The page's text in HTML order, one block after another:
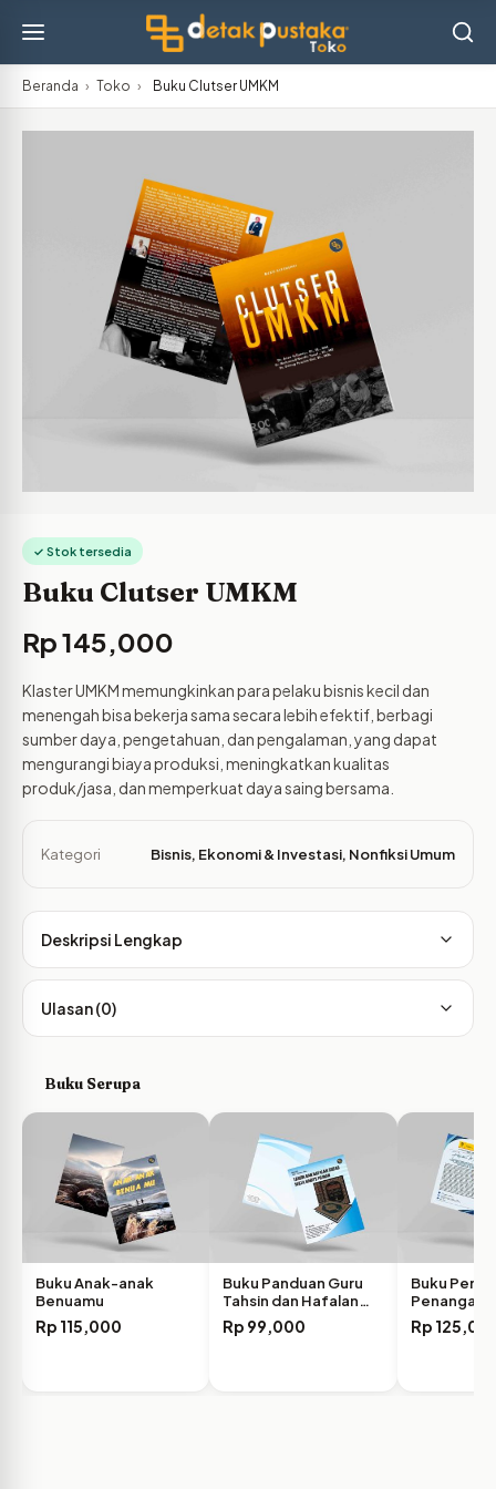
Beranda › Toko › Buku Clutser UMKM
✓ Stok tersedia
Buku Clutser UMKM
Rp145,000
Klaster UMKM memungkinkan para pelaku bisnis kecil dan
menengah bisa bekerja sama secara lebih efektif, berbagi
sumber daya, pengetahuan, dan pengalaman, yang dapat
mengurangi biaya produksi, meningkatkan kualitas
produk/jasa, dan memperkuat daya saing bersama.
Kategori Bisnis, Ekonomi & Investasi, Nonfiksi Umum
Deskripsi Lengkap
Ulasan (0)
Buku Serupa
Buku Anak-anak
Benuamu
Rp 115,000
Buku Panduan Guru
Tahsin dan Hafalan…
Rp 99,000
Buku
Melalui
Rp